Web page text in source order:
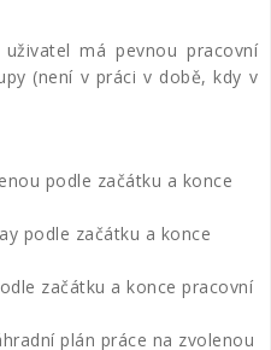
má pevnou pracovní
(není v práci v době, kdy v
podle začátku a konce
podle začátku a konce
začátku a konce pracovní
plán práce na zvolenou